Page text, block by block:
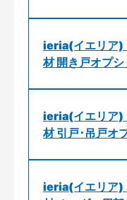
ieria(イエリア)
材 開き戸オプ
ieria(イエリア)
材 引戸･吊戸オ
ieria(イエリア)